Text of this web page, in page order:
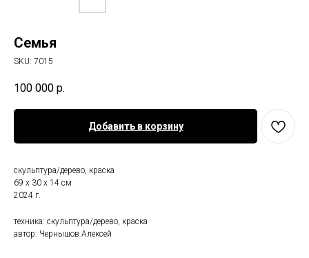
Семья
SKU: 7015
100 000 р.
Добавить в корзину
скульптура/дерево, краска
69 х 30 х 14 см
2024 г.
техника: скульптура/дерево, краска
автор: Чернышов Алексей